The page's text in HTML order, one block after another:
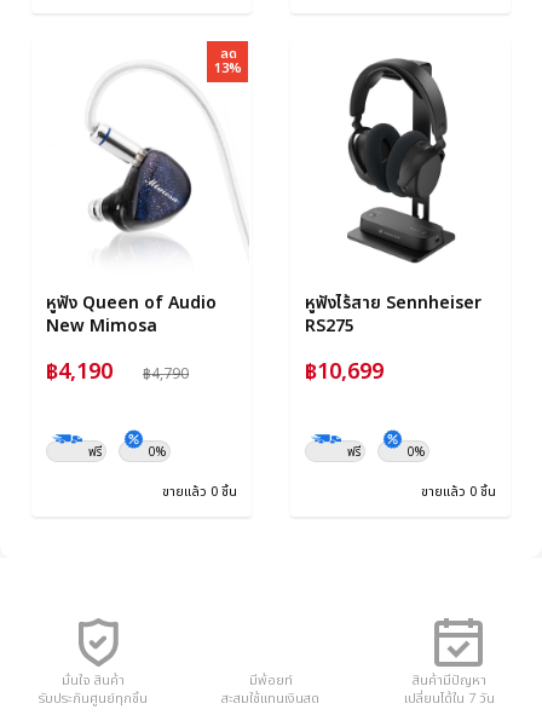
ลด
13%
หูฟัง Queen of Audio
New Mimosa
฿4,190 ฿4,790
ฟรี 0%
ขายแล้ว 0 ชิ้น
หูฟังไร้สาย Sennheiser
RS275
฿10,699
ฟรี 0%
ขายแล้ว 0 ชิ้น
มั่นใจ สินค้า
รับประกันศูนย์ทุกชิ้น
มีพ้อยท์
สะสมใช้แทนเงินสด
สินค้ามีปัญหา
เปลี่ยนได้ใน 7 วัน